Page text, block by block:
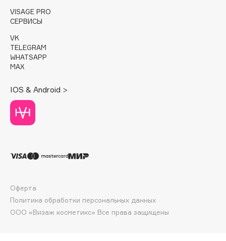
E
Eat My
Ecolatier
Ecotools
Elemis
Elian Russia
Ella Bartsueva Brushes
Enough
EpilProfi
VISAGE PRO
СЕРВИСЫ
VK
TELEGRAM
WHATSAPP
MAX
IOS & Android >
ООО «Визаж косметикс» Все права защищены
Оферта
Политика обработки персональных данных